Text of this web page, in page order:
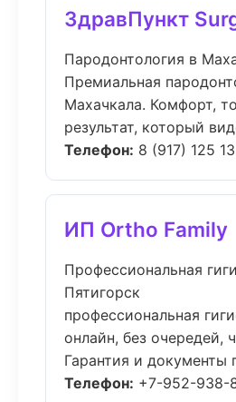
ЗдравПункт
Пародонтология в
Премиальная
Махачкала. Комфорт,
результат, который
Телефон: 8 (917) 125
ИП Ortho Family
Профессиональная
Пятигорск
профессиональная
онлайн, без очередей,
Гарантия и документы
Телефон: +7-952-938-